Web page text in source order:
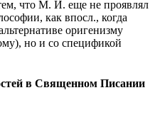
что М. И. еще не проявлял
как впосл., когда
оригенизму
но и со спецификой
в Священном Писании